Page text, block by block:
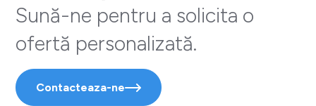
Sună-ne pentru a solicita o
ofertă personalizată.
Contacteaza-ne